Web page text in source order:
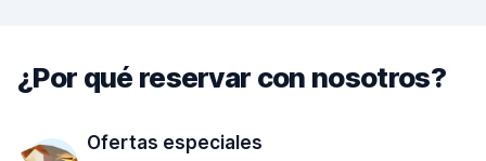
¿Por qué reservar con nosotros?
Ofertas especiales